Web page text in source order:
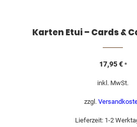
Karten Etui – Cards &
17,95€ *
inkl. MwSt.
zzgl.
Lieferzeit: 1-2